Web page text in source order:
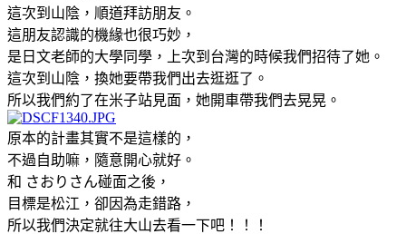
這次到山陰，順道拜訪朋友。
這朋友認識的機緣也很巧妙，
是日文老師的大學同學，上次到台灣的時候我們招待了她。
這次到山陰，換她要帶我們出去逛逛了。
所以我們約了在米子站見面，她開車帶我們去晃晃。
原本的計畫其實不是這樣的，
不過自助嘛，隨意開心就好。
和 さおりさん碰面之後，
目標是松江，卻因為走錯路，
所以我們決定就往大山去看一下吧！！！